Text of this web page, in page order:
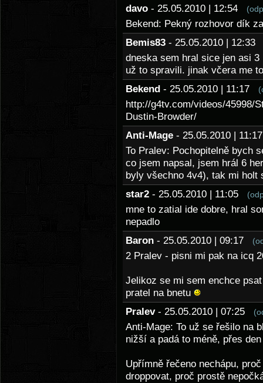
davo - 25.05.2010 | 12:54
Bekend: Pekný rozhovor dík
Bemis83 - 25.05.2010 |
dneska sem hral sice jen asi
už to spravili. jinak včera me
Bekend - 25.05.2010 | 11:17
http://g4tv.com/videos/45998/
Dustin-Browder/
Anti-Mage - 25.05.2010 |
To Pralev: Pochopitelně bych
co jsem napsal, jsem hrál 6
byly všechno 4v4), tak mi
star2 - 25.05.2010 | 11:05
mne to zatial ide dobre, hral
nepadlo
Baron - 25.05.2010 | 09:17
2 Pralev - pisni mi pak na icq
Jelikoz se mi sem enchce
pratel na bnetu
Pralev - 25.05.2010 | 07:25
Anti-Mage: To už se řešilo na
nižší a padá to méně, přes
Upřímně řečeno nechápu,
droppovat, proč prostě